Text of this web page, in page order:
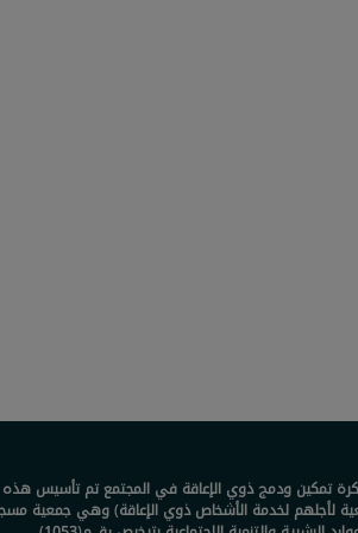
تمكين ودمج ذوي الإعاقة في المجتمع تم تأسيس هذه
لأجلهم لخدمة الأشخاص ذوي الإعاقة) وهي جمعية